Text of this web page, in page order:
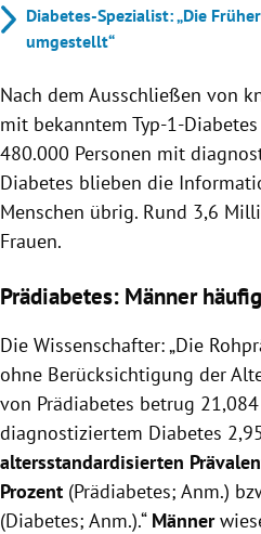
Diabetes-Spezialist: „Die
umgestellt“
Nach dem Ausschließen von
mit bekanntem Typ-1-
480.000 Personen mit
Diabetes blieben die
Menschen übrig. Rund 3,6
Frauen.
Prädiabetes: Männer
Die Wissenschafter: „Die
ohne Berücksichtigung der
von Prädiabetes betrug
diagnostiziertem Diabetes
altersstandardisierten
Prozent (Prädiabetes; Anm.)
(Diabetes; Anm.).“ Männer